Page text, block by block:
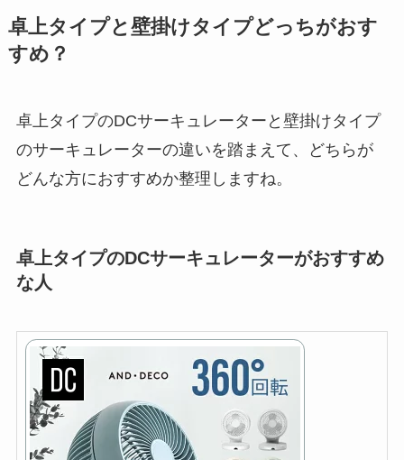
卓上タイプと壁掛けタイプどっちがおす
すめ？
卓上タイプのDCサーキュレーターと壁掛けタイプ
のサーキュレーターの違いを踏まえて、どちらが
どんな方におすすめか整理しますね。
卓上タイプのDCサーキュレーターがおすすめ
な人